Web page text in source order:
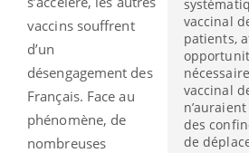
vaccinal
patients,
vaccinal
des
de
vaccins souffrent
d’un
désengagement des
Français. Face au
phénomène, de
nombreuses